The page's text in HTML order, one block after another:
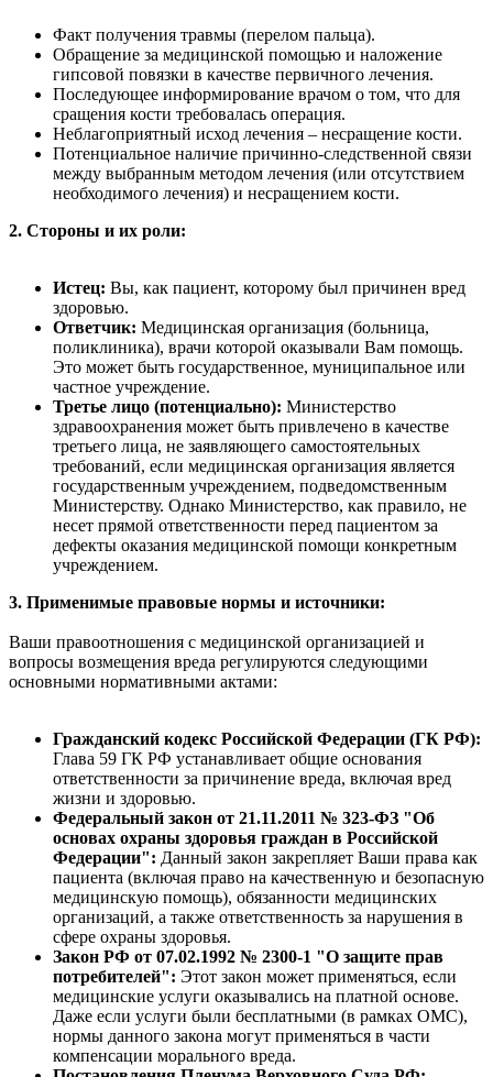
Факт получения травмы (перелом пальца).
Обращение за медицинской помощью и наложение
гипсовой повязки в качестве первичного лечения.
Последующее информирование врачом о том, что для
сращения кости требовалась операция.
Неблагоприятный исход лечения – несращение кости.
Потенциальное наличие причинно-следственной связи
между выбранным методом лечения (или отсутствием
необходимого лечения) и несращением кости.
2. Стороны и их роли:
Истец: Вы, как пациент, которому был причинен вред
здоровью.
Ответчик: Медицинская организация (больница,
поликлиника), врачи которой оказывали Вам помощь.
Это может быть государственное, муниципальное или
частное учреждение.
Третье лицо (потенциально): Министерство
здравоохранения может быть привлечено в качестве
третьего лица, не заявляющего самостоятельных
требований, если медицинская организация является
государственным учреждением, подведомственным
Министерству. Однако Министерство, как правило, не
несет прямой ответственности перед пациентом за
дефекты оказания медицинской помощи конкретным
учреждением.
3. Применимые правовые нормы и источники:
Ваши правоотношения с медицинской организацией и
вопросы возмещения вреда регулируются следующими
основными нормативными актами:
Гражданский кодекс Российской Федерации (ГК РФ):
Глава 59 ГК РФ устанавливает общие основания
ответственности за причинение вреда, включая вред
жизни и здоровью.
Федеральный закон от 21.11.2011 № 323-ФЗ "Об
основах охраны здоровья граждан в Российской
Федерации": Данный закон закрепляет Ваши права как
пациента (включая право на качественную и безопасную
медицинскую помощь), обязанности медицинских
организаций, а также ответственность за нарушения в
сфере охраны здоровья.
Закон РФ от 07.02.1992 № 2300-1 "О защите прав
потребителей": Этот закон может применяться, если
медицинские услуги оказывались на платной основе.
Даже если услуги были бесплатными (в рамках ОМС),
нормы данного закона могут применяться в части
компенсации морального вреда.